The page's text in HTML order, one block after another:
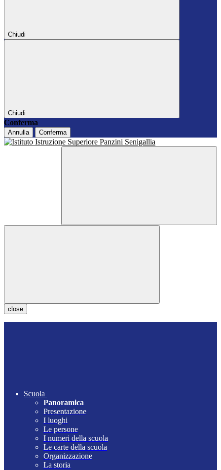
Chiudi
Chiudi
Conferma
Annulla Conferma
close
Scuola
Panoramica
Presentazione
I luoghi
Le persone
I numeri della scuola
Le carte della scuola
Organizzazione
La storia